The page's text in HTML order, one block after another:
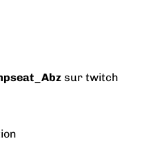
sur twitch